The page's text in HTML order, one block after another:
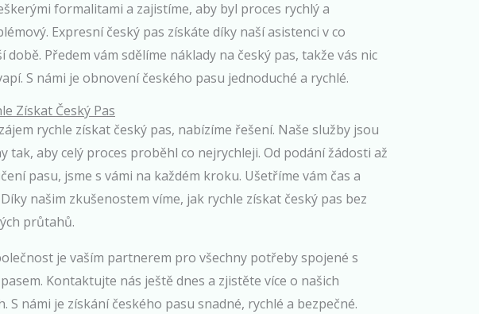
formalitami a zajistíme, aby byl proces rychlý a
Expresní český pas získáte díky naší asistenci v co
době. Předem vám sdělíme náklady na český pas, takže vás nic
S námi je obnovení českého pasu jednoduché a rychlé.
Získat Český Pas
rychle získat český pas, nabízíme řešení. Naše služby jsou
tak, aby celý proces proběhl co nejrychleji. Od podání žádosti až
pasu, jsme s vámi na každém kroku. Ušetříme vám čas a
našim zkušenostem víme, jak rychle získat český pas bez
průtahů.
je vaším partnerem pro všechny potřeby spojené s
Kontaktujte nás ještě dnes a zjistěte více o našich
S námi je získání českého pasu snadné, rychlé a bezpečné.